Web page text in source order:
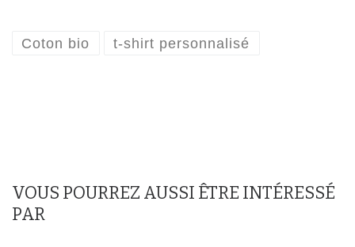
Coton bio t-shirt personnalisé
VOUS POURREZ AUSSI ÊTRE INTÉRESSÉ
PAR